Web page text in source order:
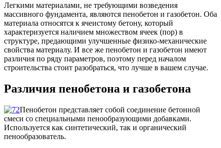
Легкими материалами, не требующими возведения
массивного фундамента, являются пенобетон и газобетон. Оба
материала относятся к ячеистому бетону, который
характеризуется наличием множеством ячеек (пор) в
структуре, предающими улучшенные физико-механические
свойства материалу. И все же пенобетон и газобетон имеют
различия по ряду параметров, поэтому перед началом
строительства стоит разобраться, что лучше в вашем случае.
Различия пенобетона и газобетона
Пенобетон представляет собой соединение бетонной
смеси со специальными пенообразующими добавками.
Используется как синтетический, так и органический
пенообразователь.